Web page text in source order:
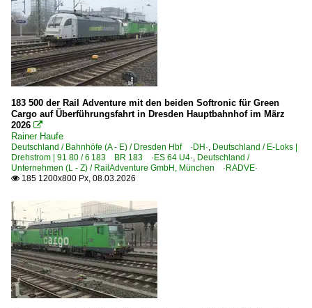
183 500 der Rail Adventure mit den beiden Softronic für Green
Cargo auf Überführungsfahrt in Dresden Hauptbahnhof im März
2026 
Rainer Haufe
Deutschland / Bahnhöfe (A - E) / Dresden Hbf ·DH·, Deutschland / E-Loks |
Drehstrom | 91 80 / 6 183 BR 183 ·ES 64 U4·, Deutschland /
Unternehmen (L - Z) / RailAdventure GmbH, München ·RADVE·
 185 1200x800 Px, 08.03.2026